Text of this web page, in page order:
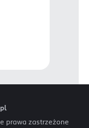
prawa zastrzeżone